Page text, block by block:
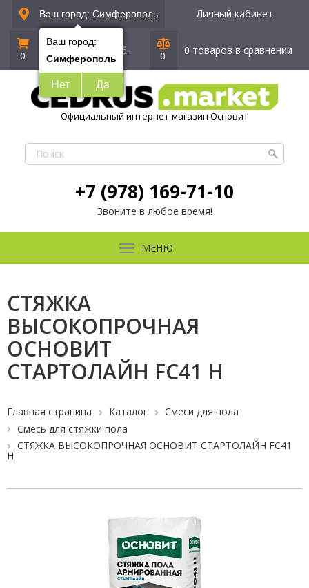
Ваш город: Симферополь
Ваш город:
Симферополь
Нет Да
Личный кабинет
0 0 позиций | 0 руб. 0 0 товаров в сравнении
Официальный интернет-магазин Основит
+7 (978) 169-71-10
Звоните в любое время!
МЕНЮ
СТЯЖКА
ВЫСОКОПРОЧНАЯ
ОСНОВИТ
СТАРТОЛАЙН FC41 H
Главная страница Каталог
Смеси для пола
Смесь для стяжки пола
СТЯЖКА ВЫСОКОПРОЧНАЯ ОСНОВИТ СТАРТОЛАЙН FC41
H